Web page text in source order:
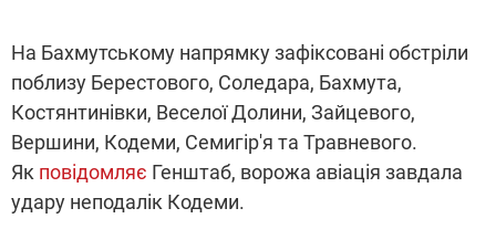
На Бахмутському напрямку зафіксовані обстріли
поблизу Берестового, Соледара, Бахмута,
Костянтинівки, Веселої Долини, Зайцевого,
Вершини, Кодеми, Семигір'я та Травневого.
Як повідомляє Генштаб, ворожа авіація завдала
удару неподалік Кодеми.